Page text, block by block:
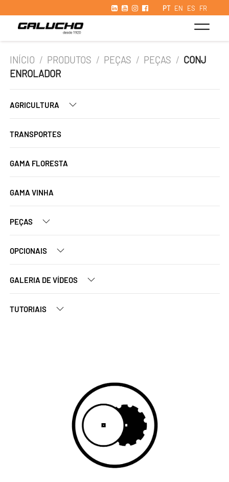
PT EN ES FR
INÍCIO / PRODUTOS / PEÇAS / PEÇAS / CONJ
ENROLADOR
AGRICULTURA
TRANSPORTES
GAMA FLORESTA
GAMA VINHA
PEÇAS
OPCIONAIS
GALERIA DE VÍDEOS
TUTORIAIS